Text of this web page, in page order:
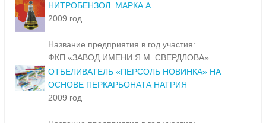
НИТРОБЕНЗОЛ. МАРКА А
2009 год
Название предприятия в год участия:
ФКП «ЗАВОД ИМЕНИ Я.М. СВЕРДЛОВА»
ОТБЕЛИВАТЕЛЬ «ПЕРСОЛЬ НОВИНКА» НА
ОСНОВЕ ПЕРКАРБОНАТА НАТРИЯ
2009 год